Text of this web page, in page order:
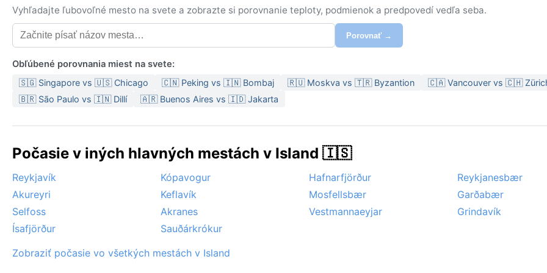
Vyhľadajte ľubovoľné mesto na svete a zobrazte si porovnanie teploty, podmienok a predpovedí vedľa seba.
Porovnať →
Obľúbené porovnania miest na svete:
🇸🇬 Singapore vs 🇺🇸 Chicago 🇨🇳 Peking vs 🇮🇳 Bombaj 🇷🇺 Moskva vs 🇹🇷 Byzantion
🇨🇦 Vancouver vs 🇨🇭
🇧🇷 São Paulo vs 🇮🇳 Dillí
🇦🇷 Buenos Aires vs 🇮🇩 Jakarta
Počasie v iných hlavných mestách v Island 🇮🇸
Reykjavík Kópavogur Hafnarfjörður
Reykjanesbær
Akureyri
Keflavík Mosfellsbær
Garðabær
Selfoss
Akranes Vestmannaeyjar
Grindavík
Ísafjörður
Sauðárkrókur
Zobraziť počasie vo všetkých mestách v Island